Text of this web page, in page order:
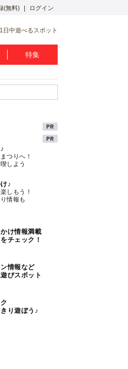
(無料) ログイン
1日中遊べるスポット
特集
つりへ！
しよう
♪
しもう！
情報も
け情報満載
チェック！
情報など
びスポット
り遊ぼう♪